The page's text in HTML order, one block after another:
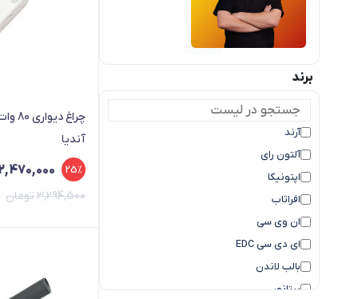
برند
آرند
آلتون رای
اپتونیکا
افراتاب
ان وی سی
ای دی سی EDC
بالب لاندن
بیتانور
چراغ
آندیا
3,294,500تومان
25%